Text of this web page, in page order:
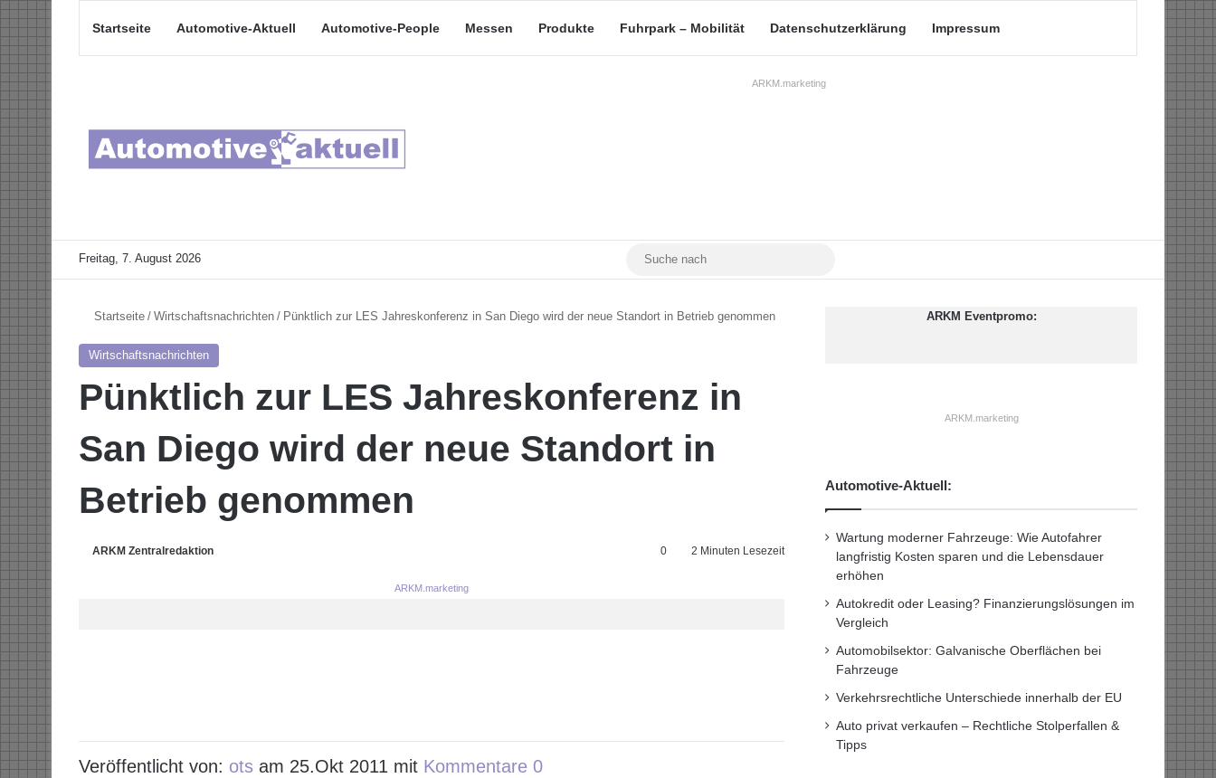
Startseite Automotive-Aktuell Automotive-People Messen Produkte Fuhrpark – Mobilität Datenschutzerklärung Impressum
ARKM.marketing
Freitag, 7. August 2026 YouTubeMastodon
Startseite / Wirtschaftsnachrichten / Pünktlich zur LES Jahreskonferenz in San Diego wird der neue Standort in Betrieb genommen
Wirtschaftsnachrichten
Pünktlich zur LES Jahreskonferenz in
San Diego wird der neue Standort in
Betrieb genommen
ARKM Zentralredaktion 0 2 Minuten Lesezeit
ARKM.marketing
Veröffentlicht von: ots am 25.Okt 2011 mit Kommentare 0
ARKM Eventpromo:
ARKM.marketing
Automotive-Aktuell:
Wartung moderner Fahrzeuge: Wie Autofahrer
langfristig Kosten sparen und die Lebensdauer
erhöhen
Autokredit oder Leasing? Finanzierungslösungen im
Vergleich
Automobilsektor: Galvanische Oberflächen bei
Fahrzeuge
Verkehrsrechtliche Unterschiede innerhalb der EU
Auto privat verkaufen – Rechtliche Stolperfallen &
Tipps